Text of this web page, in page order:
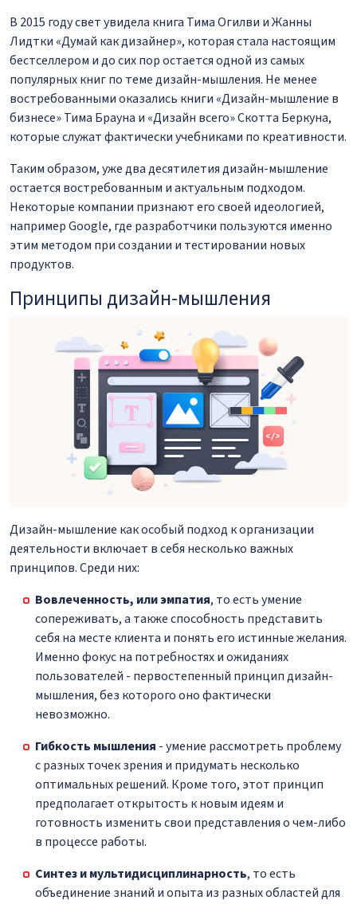
В 2015 году свет увидела книга Тима Огилви и Жанны
Лидтки «Думай как дизайнер», которая стала настоящим
бестселлером и до сих пор остается одной из самых
популярных книг по теме дизайн-мышления. Не менее
востребованными оказались книги «Дизайн-мышление в
бизнесе» Тима Брауна и «Дизайн всего» Скотта Беркуна,
которые служат фактически учебниками по креативности.
Таким образом, уже два десятилетия дизайн-мышление
остается востребованным и актуальным подходом.
Некоторые компании признают его своей идеологией,
например Google, где разработчики пользуются именно
этим методом при создании и тестировании новых
продуктов.
Принципы дизайн-мышления
Дизайн-мышление как особый подход к организации
деятельности включает в себя несколько важных
принципов. Среди них:
Вовлеченность, или эмпатия, то есть умение
сопереживать, а также способность представить
себя на месте клиента и понять его истинные желания.
Именно фокус на потребностях и ожиданиях
пользователей - первостепенный принцип дизайн-
мышления, без которого оно фактически
невозможно.
Гибкость мышления - умение рассмотреть проблему
с разных точек зрения и придумать несколько
оптимальных решений. Кроме того, этот принцип
предполагает открытость к новым идеям и
готовность изменить свои представления о чем-либо
в процессе работы.
Синтез и мультидисциплинарность, то есть
объединение знаний и опыта из разных областей для